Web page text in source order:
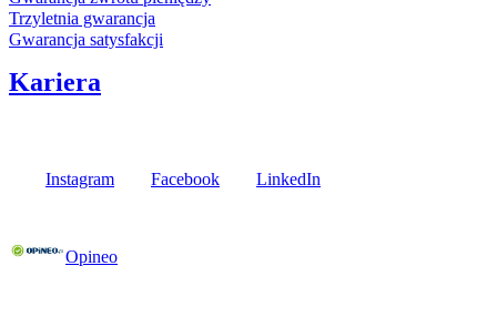
Trzyletnia gwarancja
Gwarancja satysfakcji
Kariera
Instagram Facebook LinkedIn
Opineo